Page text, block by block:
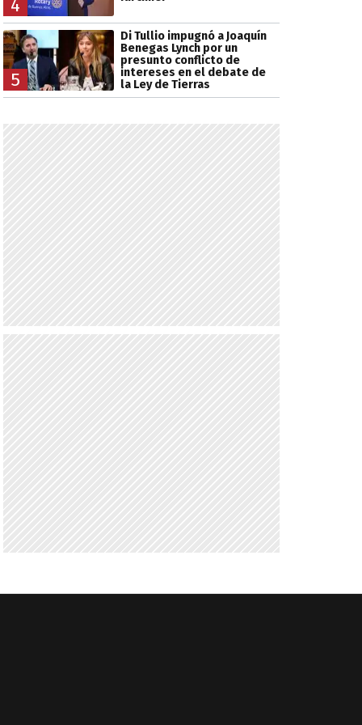
4
5
Di Tullio impugnó a Joaquín
Benegas Lynch por un
presunto conflicto de
intereses en el debate de
la Ley de Tierras